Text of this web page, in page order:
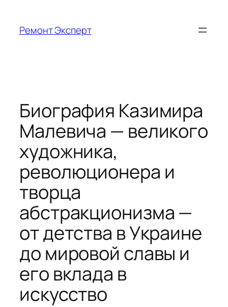
содержимому
Ремонт Эксперт
Биография Казимира
Малевича — великого
художника,
революционера и
творца
абстракционизма —
от детства в Украине
до мировой славы и
его вклада в
искусство